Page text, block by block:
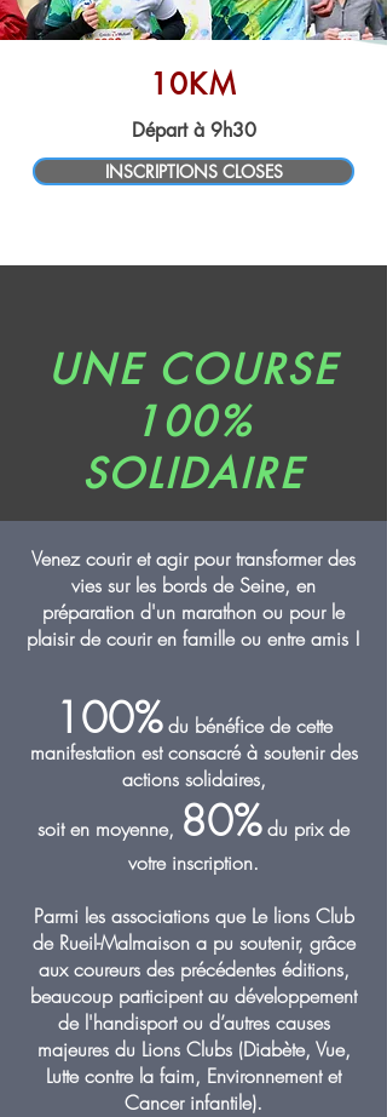
10KM
Départ à 9h30
INSCRIPTIONS CLOSES
UNE COURSE
100%
SOLIDAIRE
Venez courir et agir pour transformer des
vies sur les bords de Seine, en
préparation d'un marathon ou pour le
plaisir de courir en famille ou entre amis !
100%du bénéfice de cette
manifestation est consacré à soutenir des
actions solidaires,
soiten moyenne, 80% du prix de
votre inscription.
Parmi les associations que Le lions Club
de Rueil-Malmaison a pu soutenir, grâce
aux coureurs des précédentes éditions,
beaucoup participent au développement
de l'handisport ou d’autres causes
majeures du Lions Clubs (Diabète, Vue,
Lutte contre la faim, Environnement et
Cancer infantile).